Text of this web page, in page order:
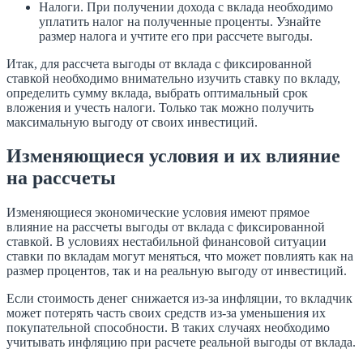
Налоги. При получении дохода с вклада необходимо
уплатить налог на полученные проценты. Узнайте
размер налога и учтите его при рассчете выгоды.
Итак, для рассчета выгоды от вклада с фиксированной
ставкой необходимо внимательно изучить ставку по вкладу,
определить сумму вклада, выбрать оптимальный срок
вложения и учесть налоги. Только так можно получить
максимальную выгоду от своих инвестиций.
Изменяющиеся условия и их влияние
на рассчеты
Изменяющиеся экономические условия имеют прямое
влияние на рассчеты выгоды от вклада с фиксированной
ставкой. В условиях нестабильной финансовой ситуации
ставки по вкладам могут меняться, что может повлиять как на
размер процентов, так и на реальную выгоду от инвестиций.
Если стоимость денег снижается из-за инфляции, то вкладчик
может потерять часть своих средств из-за уменьшения их
покупательной способности. В таких случаях необходимо
учитывать инфляцию при расчете реальной выгоды от вклада.